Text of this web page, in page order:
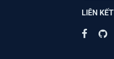
LIÊN KẾT